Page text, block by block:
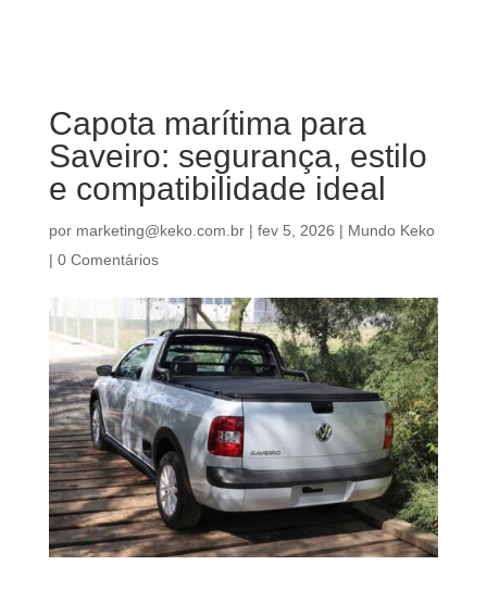
Capota marítima para
Saveiro: segurança, estilo
e compatibilidade ideal
por marketing@keko.com.br| fev 5, 2026 | Mundo Keko
| 0 Comentários